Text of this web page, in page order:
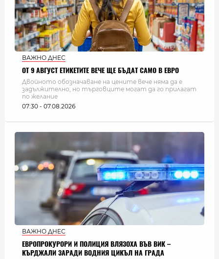
ВАЖНО ДНЕС
ОТ 9 АВГУСТ ЕТИКЕТИТЕ ВЕЧЕ ЩЕ БЪДАТ САМО В ЕВРО
Двойното обозначаване на цените вече няма да е
задължително, но търговците могат да го прилагат
по желание
07:30 - 07.08.2026
ВАЖНО ДНЕС
ЕВРОПРОКУРОРИ И ПОЛИЦИЯ ВЛЯЗОХА ВЪВ ВИК –
КЪРДЖАЛИ ЗАРАДИ ВОДНИЯ ЦИКЪЛ НА ГРАДА